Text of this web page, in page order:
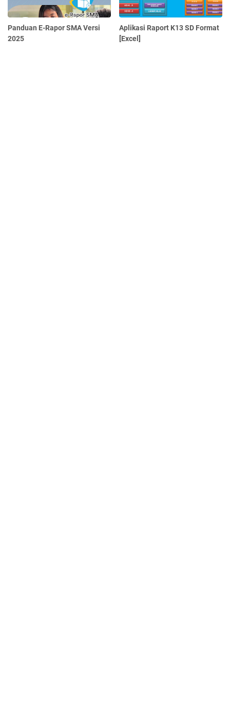
Panduan E-Rapor SMA Versi
2025
Aplikasi Raport K13 SD Format
[Excel]